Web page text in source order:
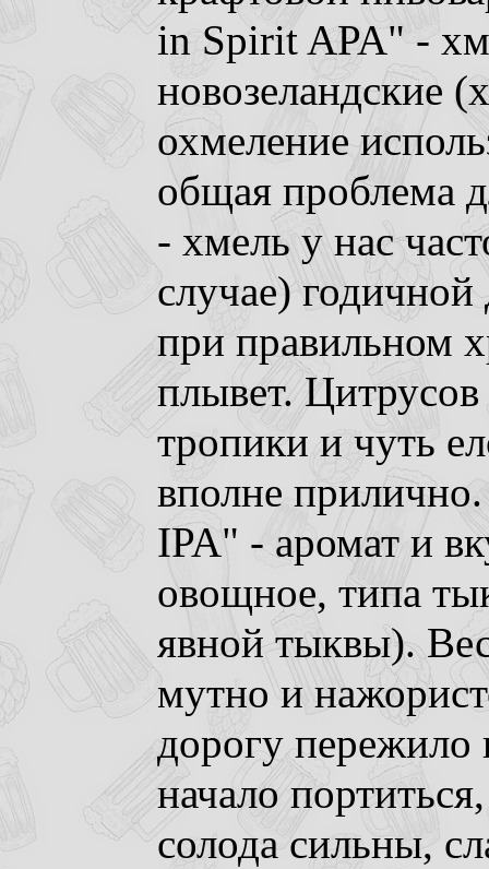
in Spirit APA" -
новозеландские
охмеление
общая проблема
- хмель у нас
случае)
при правильном
плывет. Цитрусов
тропики и чуть
вполне
IPA" - аромат и
овощное, типа
явной тыквы).
мутно и
дорогу пережило
начало
солода сильны,